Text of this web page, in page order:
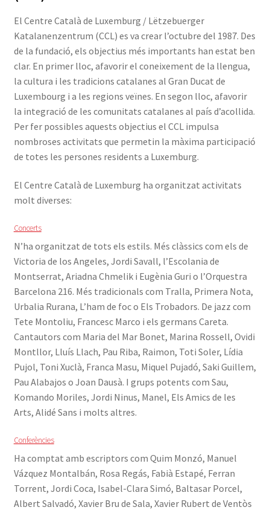
Publicacions
el
menú
Històric
el
Què són les comunitats catalanes a l’exterior?
ACTIVITATS
menú
CURSOS
FES-TE SOCI
INICIA SESSIÓ
El Centre Català de Luxemburg / Lëtzebuerger
Katalanenzentrum (CCL) es va crear l’octubre del 1987. Des
de la fundació, els objectius més importants han estat ben
clar. En primer lloc, afavorir el coneixement de la llengua,
la cultura i les tradicions catalanes al Gran Ducat de
Luxembourg i a les regions veïnes. En segon lloc, afavorir
la integració de les comunitats catalanes al país d’acollida.
Per fer possibles aquests objectius el CCL impulsa
nombroses activitats que permetin la màxima participació
de totes les persones residents a Luxemburg.
El Centre Català de Luxemburg ha organitzat activitats
molt diverses:
Concerts
N’ha organitzat de tots els estils. Més clàssics com els de
Victoria de los Angeles, Jordi Savall, l’Escolania de
Montserrat, Ariadna Chmelik i Eugènia Guri o l’Orquestra
Barcelona 216. Més tradicionals com Tralla, Primera Nota,
Urbalia Rurana, L’ham de foc o Els Trobadors. De jazz com
Tete Montoliu, Francesc Marco i els germans Careta.
Cantautors com Maria del Mar Bonet, Marina Rossell, Ovidi
Montllor, Lluís Llach, Pau Riba, Raimon, Toti Soler, Lídia
Pujol, Toni Xuclà, Franca Masu, Miquel Pujadó, Saki Guillem,
Pau Alabajos o Joan Dausà. I grups potents com Sau,
Komando Moriles, Jordi Ninus, Manel, Els Amics de les
Arts, Alidé Sans i molts altres.
Conferències
Ha comptat amb escriptors com Quim Monzó, Manuel
Vázquez Montalbán, Rosa Regás, Fabià Estapé, Ferran
Torrent, Jordi Coca, Isabel-Clara Simó, Baltasar Porcel,
Albert Salvadó, Xavier Bru de Sala, Xavier Rubert de Ventòs